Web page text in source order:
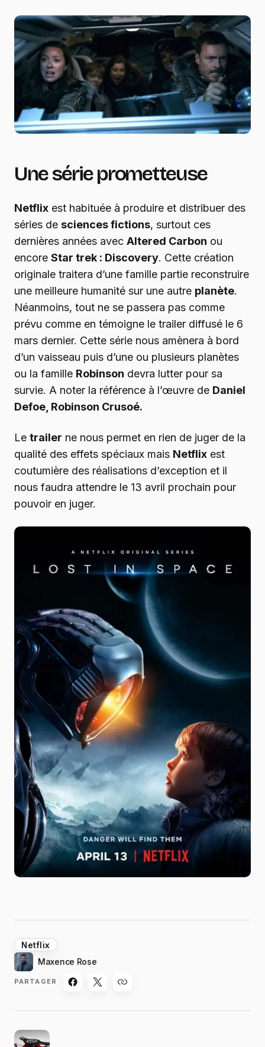
Une série prometteuse
Netflix est habituée à produire et distribuer des
séries de sciences fictions, surtout ces
dernières années avec Altered Carbon ou
encore Star trek : Discovery. Cette création
originale traitera d’une famille partie reconstruire
une meilleure humanité sur une autre planète.
Néanmoins, tout ne se passera pas comme
prévu comme en témoigne le trailer diffusé le 6
mars dernier. Cette série nous amènera à bord
d’un vaisseau puis d’une ou plusieurs planètes
ou la famille Robinson devra lutter pour sa
survie. A noter la référence à l’œuvre de Daniel
Defoe, Robinson Crusoé.
Le trailer ne nous permet en rien de juger de la
qualité des effets spéciaux mais Netflix est
coutumière des réalisations d’exception et il
nous faudra attendre le 13 avril prochain pour
pouvoir en juger.
Netflix
Maxence Rose
PARTAGER